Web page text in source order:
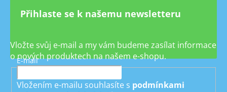
Přihlaste se k našemu newsletteru
Vložte svůj e-mail a my vám budeme zasílat informace
o nových produktech na našem e-shopu.
E-mail
Vložením e-mailu souhlasíte s podmínkami